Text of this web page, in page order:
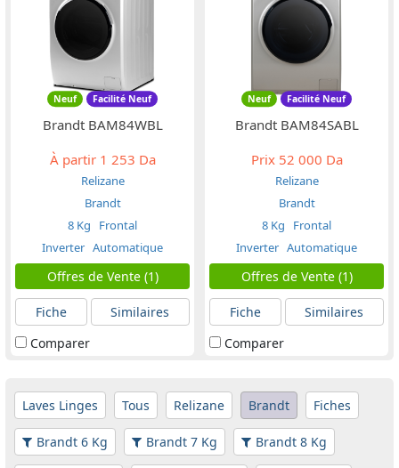
Neuf Facilité Neuf
Brandt BAM84WBL
À partir1 253 Da
Relizane
Brandt
8 Kg
Frontal
Inverter Automatique
Offres de Vente (1)
Fiche
Similaires
Comparer
Neuf Facilité Neuf
Brandt BAM84SABL
Prix52 000 Da
Relizane
Brandt
8 Kg
Frontal
Inverter Automatique
Offres de Vente (1)
Fiche
Similaires
Comparer
Laves Linges Tous Relizane Brandt Fiches
Brandt 6 Kg Brandt 7 Kg Brandt 8 Kg